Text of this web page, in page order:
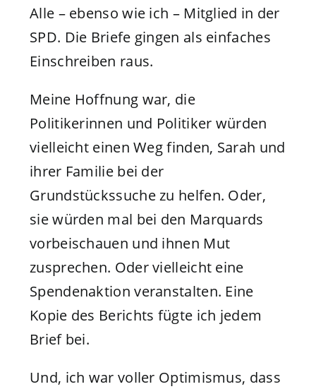
Alle – ebenso wie ich – Mitglied in der
SPD. Die Briefe gingen als einfaches
Einschreiben raus.
Meine Hoffnung war, die
Politikerinnen und Politiker würden
vielleicht einen Weg finden, Sarah und
ihrer Familie bei der
Grundstückssuche zu helfen. Oder,
sie würden mal bei den Marquards
vorbeischauen und ihnen Mut
zusprechen. Oder vielleicht eine
Spendenaktion veranstalten. Eine
Kopie des Berichts fügte ich jedem
Brief bei.
Und, ich war voller Optimismus, dass